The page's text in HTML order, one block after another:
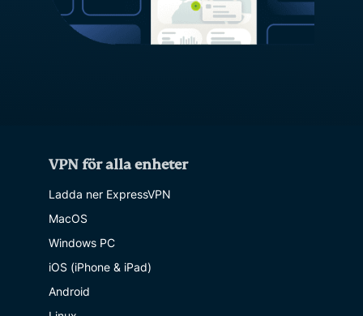
VPN för alla enheter
Ladda ner ExpressVPN
MacOS
Windows PC
iOS (iPhone & iPad)
Android